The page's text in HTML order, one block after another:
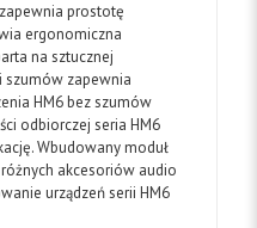
prostotę
ergonomiczna
na sztucznej
zapewnia
HM6 bez szumów
odbiorczej seria HM6
Wbudowany moduł
akcesoriów audio
urządzeń serii HM6